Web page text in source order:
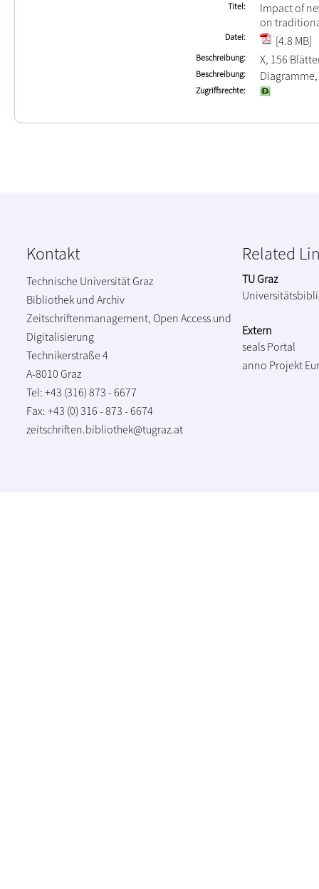
Titel
Impact of
on
Datei [4.8 MB]
Beschreibung X, 156
Beschreibung
Zugriffsrechte
Kontakt
Technische Universität Graz
Bibliothek und Archiv
Zeitschriftenmanagement, Open Access und
Digitalisierung
Technikerstraße 4
A-8010 Graz
Tel: +43 (316) 873 - 6677
Fax: +43 (0) 316 - 873 - 6674
zeitschriften.bibliothek@tugraz.at
Related
TU Graz
Extern
seals Portal
anno Projekt